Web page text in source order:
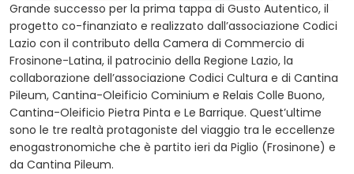
Grande successo per la prima tappa di Gusto Autentico, il
progetto co-finanziato e realizzato dall’associazione Codici
Lazio con il contributo della Camera di Commercio di
Frosinone-Latina, il patrocinio della Regione Lazio, la
collaborazione dell’associazione Codici Cultura e di Cantina
Pileum, Cantina-Oleificio Cominium e Relais Colle Buono,
Cantina-Oleificio Pietra Pinta e Le Barrique. Quest’ultime
sono le tre realtà protagoniste del viaggio tra le eccellenze
enogastronomiche che è partito ieri da Piglio (Frosinone) e
da Cantina Pileum.